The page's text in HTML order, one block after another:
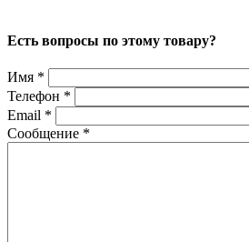
Есть вопросы по этому товару?
Имя *
Телефон *
Email *
Сообщение *